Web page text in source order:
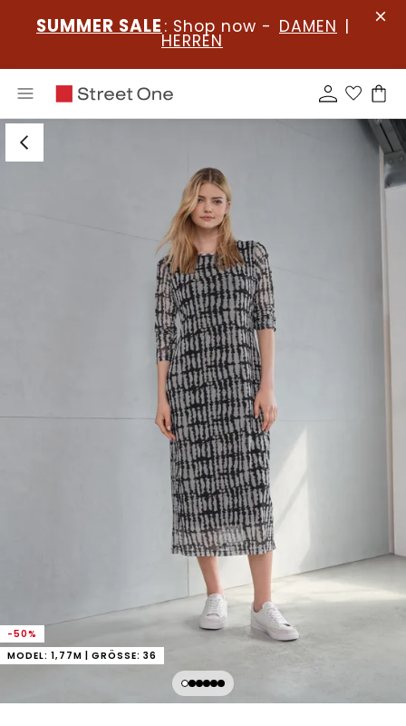
SUMMER SALE : Shop now - DAMEN |
HERREN
-50%
MODEL: 1,77M | GRÖSSE: 36